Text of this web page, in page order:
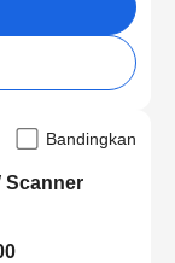
Bandingkan
Scanner